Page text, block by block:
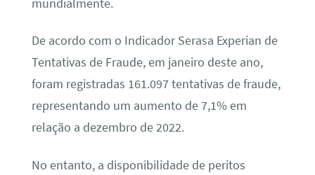
mundialmente.
De acordo com o Indicador Serasa Experian de
Tentativas de Fraude, em janeiro deste ano,
foram registradas 161.097 tentativas de fraude,
representando um aumento de 7,1% em
relação a dezembro de 2022.
No entanto, a disponibilidade de peritos